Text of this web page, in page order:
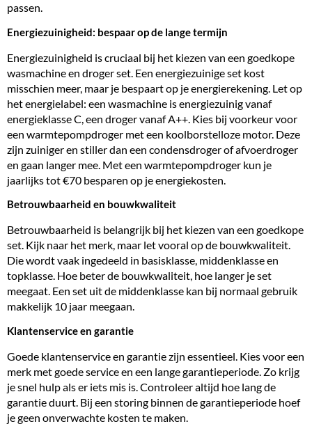
passen.
Energiezuinigheid: bespaar op de lange termijn
Energiezuinigheid is cruciaal bij het kiezen van een goedkope
wasmachine en droger set. Een energiezuinige set kost
misschien meer, maar je bespaart op je energierekening. Let op
het energielabel: een wasmachine is energiezuinig vanaf
energieklasse C, een droger vanaf A++. Kies bij voorkeur voor
een warmtepompdroger met een koolborstelloze motor. Deze
zijn zuiniger en stiller dan een condensdroger of afvoerdroger
en gaan langer mee. Met een warmtepompdroger kun je
jaarlijks tot €70 besparen op je energiekosten.
Betrouwbaarheid en bouwkwaliteit
Betrouwbaarheid is belangrijk bij het kiezen van een goedkope
set. Kijk naar het merk, maar let vooral op de bouwkwaliteit.
Die wordt vaak ingedeeld in basisklasse, middenklasse en
topklasse. Hoe beter de bouwkwaliteit, hoe langer je set
meegaat. Een set uit de middenklasse kan bij normaal gebruik
makkelijk 10 jaar meegaan.
Klantenservice en garantie
Goede klantenservice en garantie zijn essentieel. Kies voor een
merk met goede service en een lange garantieperiode. Zo krijg
je snel hulp als er iets mis is. Controleer altijd hoe lang de
garantie duurt. Bij een storing binnen de garantieperiode hoef
je geen onverwachte kosten te maken.